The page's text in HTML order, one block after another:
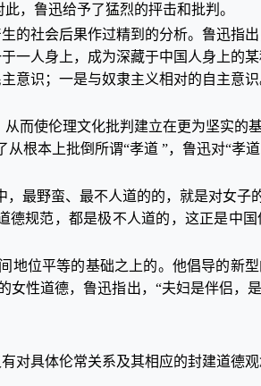
，鲁迅给予了猛烈的抨击和批判。
的社会后果作过精到的分析。鲁迅指
一人身上，成为深藏于中国人身上的
意识；一是与奴隶主义相对的自主意
而使伦理文化批判建立在更为坚实的
根本上批倒所谓“孝道 ”，鲁迅对“孝
最野蛮、最不人道的的，就是对女子
德规范，都是极不人道的，这正是中
位平等的基础之上的。他倡导的新
女性道德，鲁迅指出，“夫妇是伴侣，
对具体伦常关系及其相应的封建道德